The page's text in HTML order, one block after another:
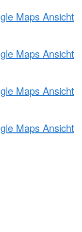
Maps Ansicht
Maps Ansicht
Maps Ansicht
Maps Ansicht